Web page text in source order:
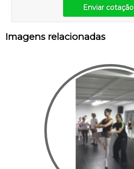
Enviar cotação
Imagens relacionadas